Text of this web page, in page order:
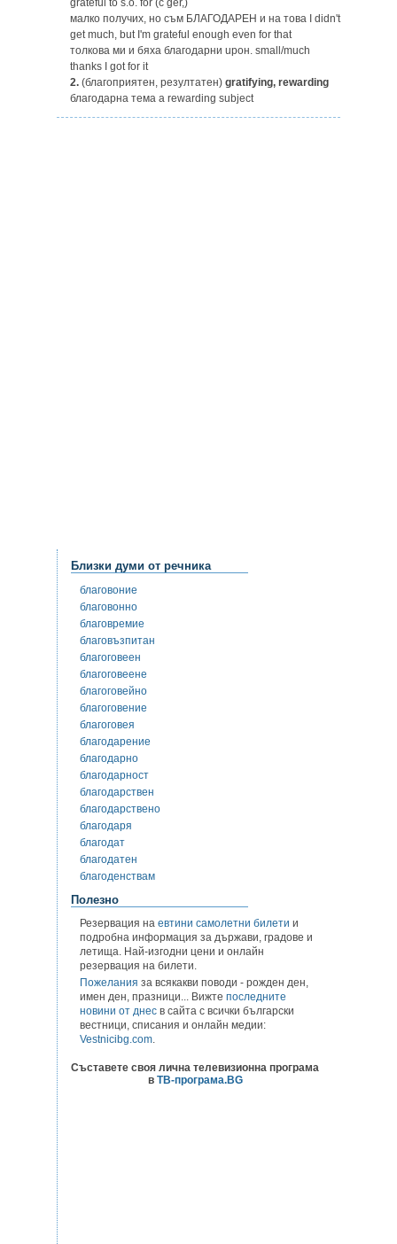
grateful to s.o. for (c ger,)
малко получих, но съм БЛАГОДАРЕН и на това I didn't
get much, but I'm grateful enough even for that
толкова ми и бяха благодарни upoн. small/much
thanks I got for it
2. (благоприятен, резултатен) gratifying, rewarding
благодарна тема a rewarding subject
Близки думи от речника
благовоние
благовонно
благовремие
благовъзпитан
благоговеен
благоговеене
благоговейно
благоговение
благоговея
благодарение
благодарно
благодарност
благодарствен
благодарствено
благодаря
благодат
благодатен
благоденствам
Полезно
Резервация на евтини самолетни билети и
подробна информация за държави, градове и
летища. Най-изгодни цени и онлайн
резервация на билети.
Пожелания за всякакви поводи - рожден ден,
имен ден, празници... Вижте последните
новини от днес в сайта с всички български
вестници, списания и онлайн медии:
Vestnicibg.com.
Съставете своя лична телевизионна програма
в ТВ-програма.BG